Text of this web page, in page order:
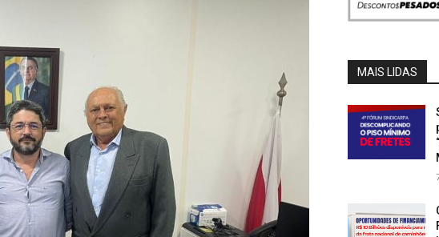
MAIS LIDAS